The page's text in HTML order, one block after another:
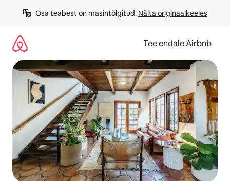
Osa teabest on masintõlgitud. Näita originaalkeeles
Tee endale Airbnb